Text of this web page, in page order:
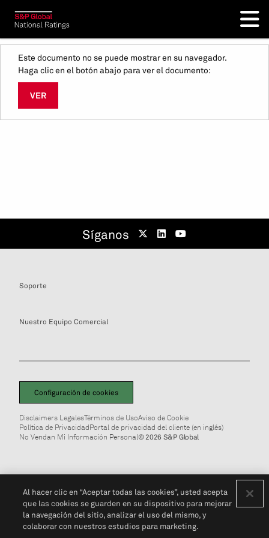
Este documento no se puede mostrar en su navegador.
Haga clic en el botón abajo para ver el documento:
VER
Síganos
Soporte
Nuestro Equipo Comercial
Configuración de cookies
Disclaimers LegalesTérminos de UsoAviso de Cookie
Política de PrivacidadPortal de privacidad del cliente (en inglés)
No Vendan Mi Información Personal© 2026 S&P Global
Al hacer clic en “Aceptar todas las cookies”, usted acepta
que las cookies se guarden en su dispositivo para mejorar
la navegación del sitio, analizar el uso del mismo, y
colaborar con nuestros estudios para marketing.